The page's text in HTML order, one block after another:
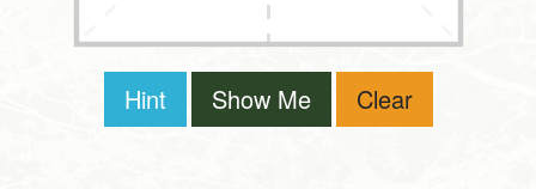
Hint Show Me Clear